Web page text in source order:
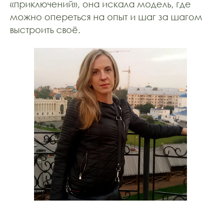
«приключений», она искала модель, где
можно опереться на опыт и шаг за шагом
выстроить своё.